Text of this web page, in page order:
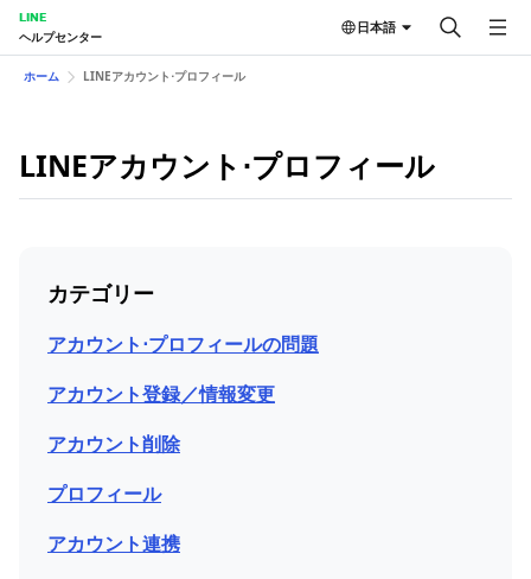
LINE
ヘルプセンター
日本語
ホーム LINEアカウント⋅プロフィール
LINEアカウント⋅プロフィール
カテゴリー
アカウント⋅プロフィールの問題
アカウント登録／情報変更
アカウント削除
プロフィール
アカウント連携